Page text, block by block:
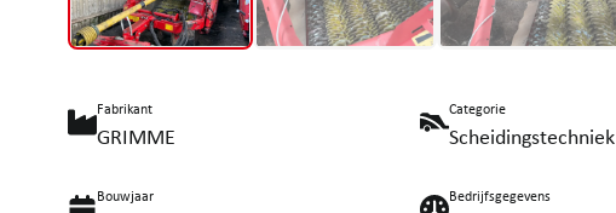
Fabrikant
GRIMME
Categorie
Scheidingstechniek
Bouwjaar Bedrijfsgegevens